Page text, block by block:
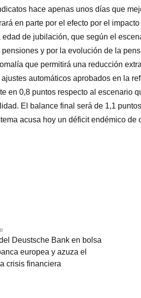
hace apenas unos días que
en parte por el efecto por el
de jubilación, que según el
pensiones y por la evolución de la
que permitirá una reducción
automáticos aprobados en la
en 0,8 puntos respecto al escenario
El balance final será de 1,1
acusa hoy un déficit endémico de
Deustsche Bank en bolsa
europea y azuza el
crisis financiera